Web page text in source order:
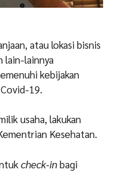
atau lokasi bisnis
lain-lainnya
kebijakan
19.
usaha, lakukan
Kesehatan.
check-inbagi